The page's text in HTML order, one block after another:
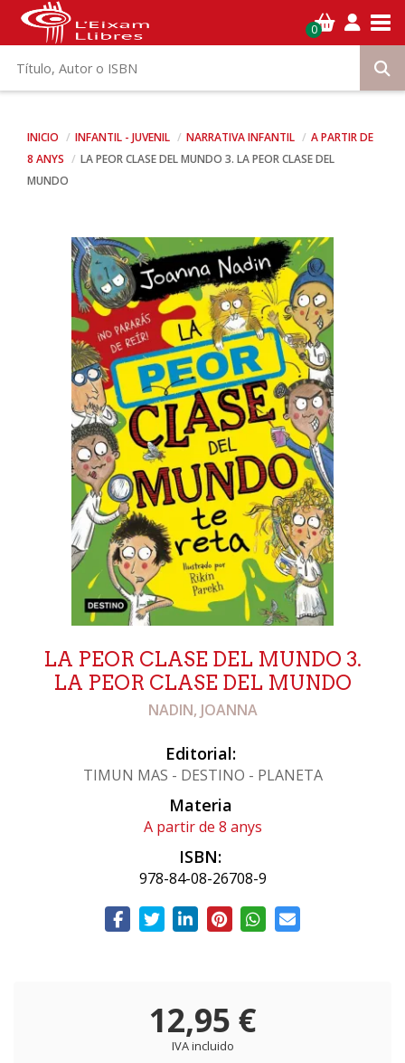
0
INICIO INFANTIL - JUVENIL NARRATIVA INFANTIL
A PARTIR DE
8 ANYS
LA PEOR CLASE DEL MUNDO 3. LA PEOR CLASE DEL
MUNDO
LA PEOR CLASE DEL MUNDO 3.
LA PEOR CLASE DEL MUNDO
NADIN, JOANNA
Editorial:
TIMUN MAS - DESTINO - PLANETA
Materia
A partir de 8 anys
ISBN:
978-84-08-26708-9
12,95 €
IVA incluido